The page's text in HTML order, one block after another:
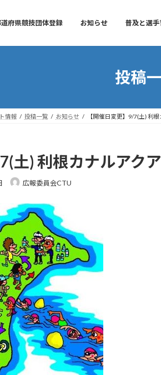
府県競技団体登録 お知らせ 普及と選
投稿
情報 投稿一覧 お知らせ 【開催日変更】9/7(土) 利
土) 利根カナルアク
広報委員会CTU